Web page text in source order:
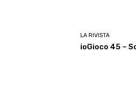
LA RIVISTA
ioGioco 45 –